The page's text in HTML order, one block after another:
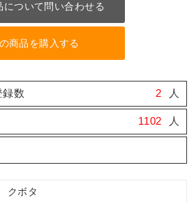
について問い合わせる
商品を購入する
録数 2 人
1102 人
クボタ